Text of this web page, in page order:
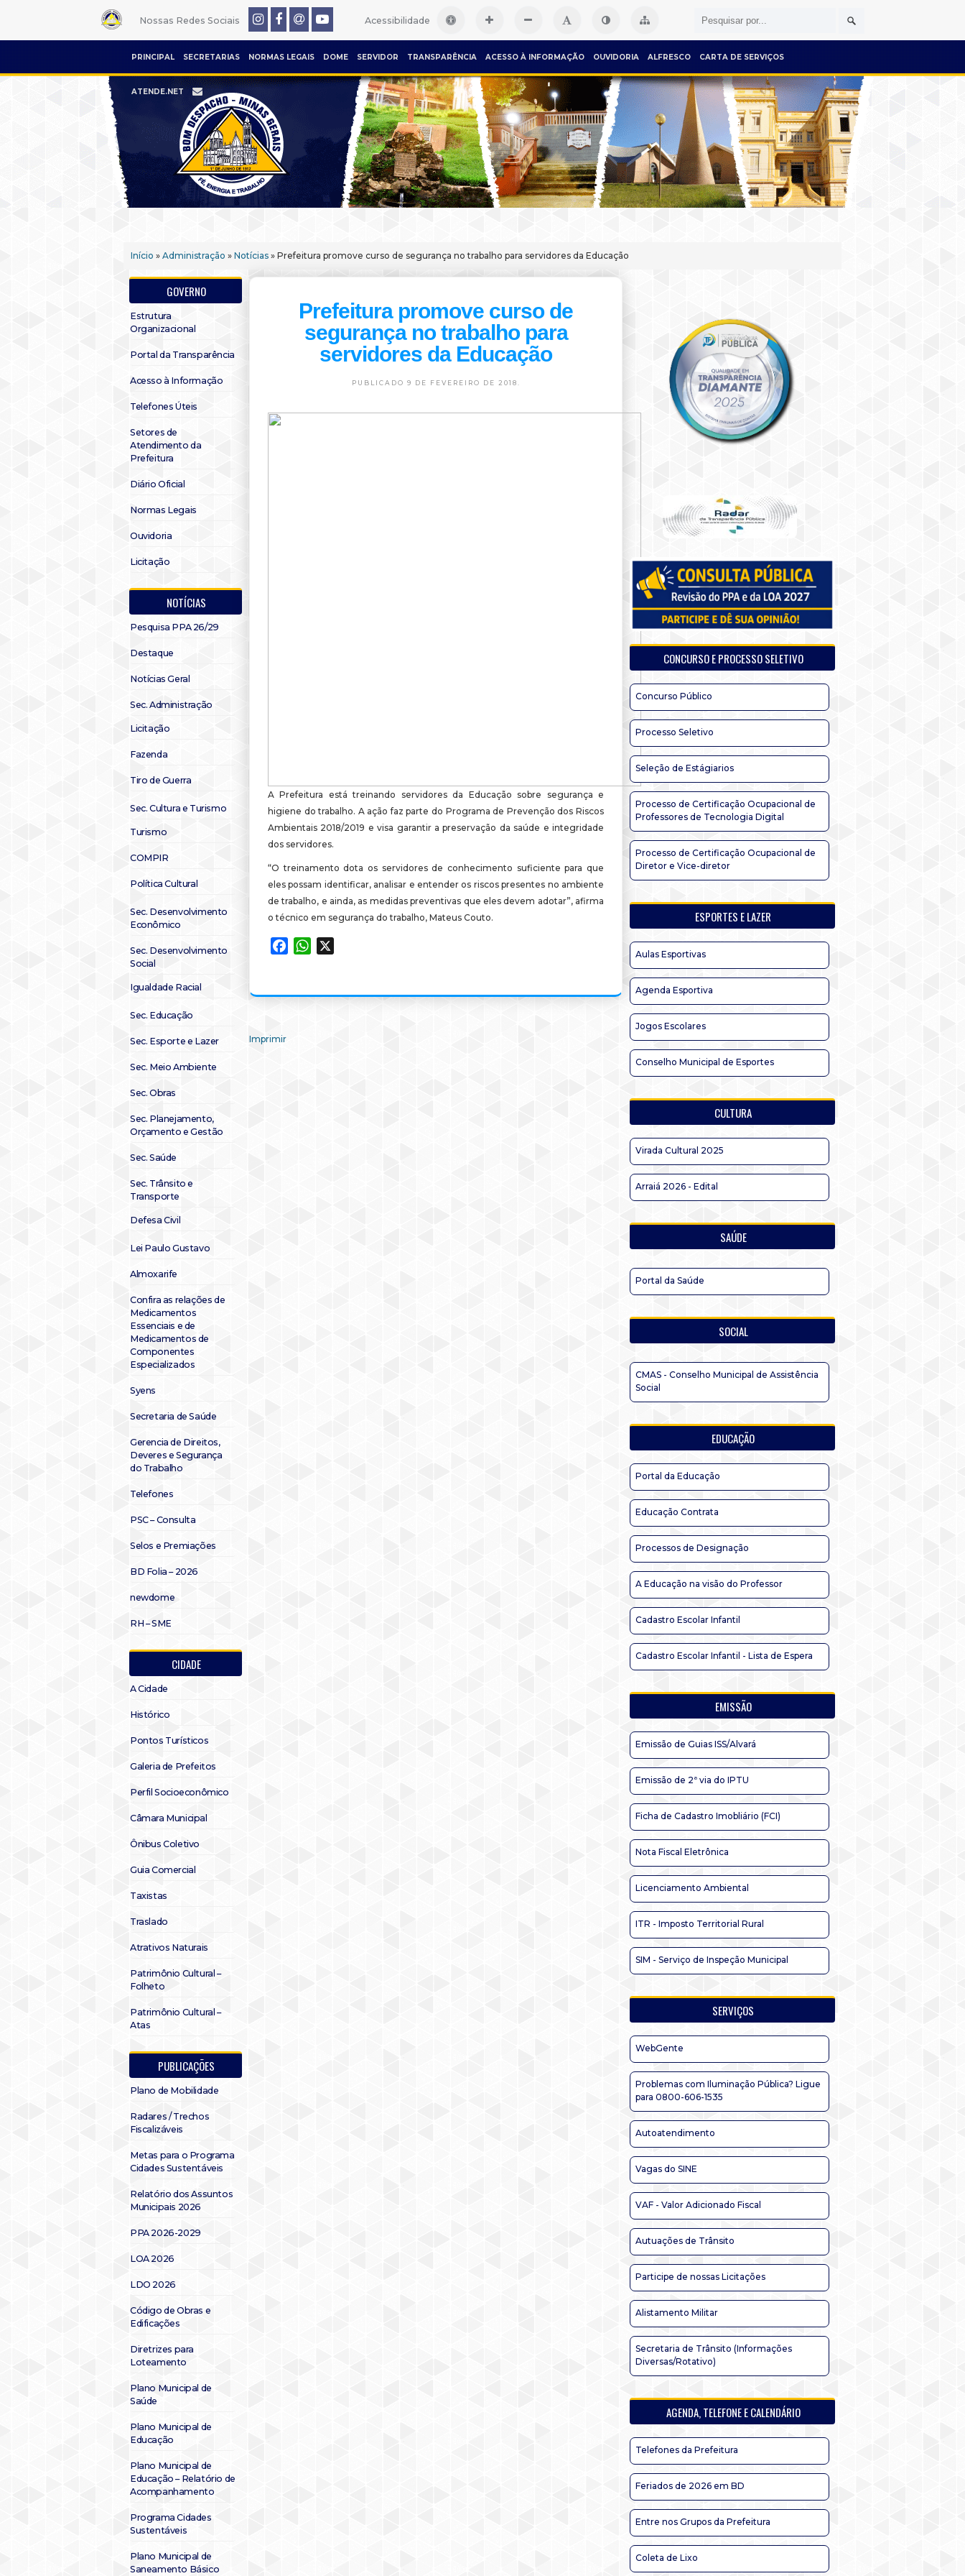
Nossas Redes Sociais Acessibilidade
PRINCIPAL SECRETARIAS NORMAS LEGAIS DOME SERVIDOR TRANSPARÊNCIA ACESSO À INFORMAÇÃO OUVIDORIA ALFRESCO CARTA DE SERVIÇOS
ATENDE.NET
Início » Administração » Notícias » Prefeitura promove curso de segurança no trabalho para servidores da Educação
GOVERNO
Estrutura
Organizacional
Portal da Transparência
Acesso à Informação
Telefones Úteis
Setores de
Atendimento da
Prefeitura
Diário Oficial
Normas Legais
Ouvidoria
Licitação
NOTÍCIAS
Pesquisa PPA 26/29
Destaque
Notícias Geral
Sec. Administração
Licitação
Fazenda
Tiro de Guerra
Sec. Cultura e Turismo
Turismo
COMPIR
Política Cultural
Sec. Desenvolvimento
Econômico
Sec. Desenvolvimento
Social
Igualdade Racial
Sec. Educação
Sec. Esporte e Lazer
Sec. Meio Ambiente
Sec. Obras
Sec. Planejamento,
Orçamento e Gestão
Sec. Saúde
Sec. Trânsito e
Transporte
Defesa Civil
Lei Paulo Gustavo
Almoxarife
Confira as relações de
Medicamentos
Essenciais e de
Medicamentos de
Componentes
Especializados
Syens
Secretaria de Saúde
Gerencia de Direitos,
Deveres e Segurança
do Trabalho
Telefones
PSC – Consulta
Selos e Premiações
BD Folia – 2026
newdome
RH – SME
CIDADE
A Cidade
Histórico
Pontos Turísticos
Galeria de Prefeitos
Perfil Socioeconômico
Câmara Municipal
Ônibus Coletivo
Guia Comercial
Taxistas
Traslado
Atrativos Naturais
Patrimônio Cultural –
Folheto
Patrimônio Cultural –
Atas
PUBLICAÇÕES
Plano de Mobilidade
Radares / Trechos
Fiscalizáveis
Metas para o Programa
Cidades Sustentáveis
Relatório dos Assuntos
Municipais 2026
PPA 2026-2029
LOA 2026
LDO 2026
Código de Obras e
Edificações
Diretrizes para
Loteamento
Plano Municipal de
Saúde
Plano Municipal de
Educação
Plano Municipal de
Educação – Relatório de
Acompanhamento
Programa Cidades
Sustentáveis
Plano Municipal de
Saneamento Básico
Prefeitura promove curso de
segurança no trabalho para
servidores da Educação
PUBLICADO 9 DE FEVEREIRO DE 2018.
A Prefeitura está treinando servidores da Educação sobre segurança e
higiene do trabalho. A ação faz parte do Programa de Prevenção dos Riscos
Ambientais 2018/2019 e visa garantir a preservação da saúde e integridade
dos servidores.
“O treinamento dota os servidores de conhecimento suficiente para que
eles possam identificar, analisar e entender os riscos presentes no ambiente
de trabalho, e ainda, as medidas preventivas que eles devem adotar”, afirma
o técnico em segurança do trabalho, Mateus Couto.
FacebookWhatsApp
Imprimir
CONCURSO E PROCESSO SELETIVO
Concurso Público
Processo Seletivo
Seleção de Estágiarios
Processo de Certificação Ocupacional de
Professores de Tecnologia Digital
Processo de Certificação Ocupacional de
Diretor e Vice-diretor
ESPORTES E LAZER
Aulas Esportivas
Agenda Esportiva
Jogos Escolares
Conselho Municipal de Esportes
CULTURA
Virada Cultural 2025
Arraiá 2026 - Edital
SAÚDE
Portal da Saúde
SOCIAL
CMAS - Conselho Municipal de Assistência
Social
EDUCAÇÃO
Portal da Educação
Educação Contrata
Processos de Designação
A Educação na visão do Professor
Cadastro Escolar Infantil
Cadastro Escolar Infantil - Lista de Espera
EMISSÃO
Emissão de Guias ISS/Alvará
Emissão de 2ª via do IPTU
Ficha de Cadastro Imobliário (FCI)
Nota Fiscal Eletrônica
Licenciamento Ambiental
ITR - Imposto Territorial Rural
SIM - Serviço de Inspeção Municipal
SERVIÇOS
WebGente
Problemas com Iluminação Pública? Ligue
para 0800-606-1535
Autoatendimento
Vagas do SINE
VAF - Valor Adicionado Fiscal
Autuações de Trânsito
Participe de nossas Licitações
Alistamento Militar
Secretaria de Trânsito (Informações
Diversas/Rotativo)
AGENDA, TELEFONE E CALENDÁRIO
Telefones da Prefeitura
Feriados de 2026 em BD
Entre nos Grupos da Prefeitura
Coleta de Lixo